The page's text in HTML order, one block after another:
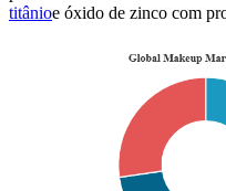
titânioe óxido de zinco com